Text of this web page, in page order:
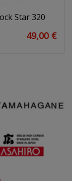
Star 320
49,00 €